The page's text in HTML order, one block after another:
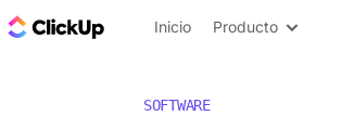
ClickUp Blog
Inicio Producto
SOFTWARE